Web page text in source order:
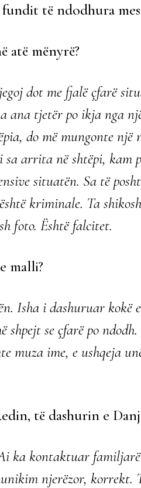
të ndodhura
atë mënyrë?
dot me fjalë çfarë
ana tjetër po ikja nga
do më mungonte
arrita në shtëpi, kam
situatën. Sa të
kriminale. Ta
foto. Është falcitet.
malli?
Isha i dashuruar kokë
shpejt se çfarë po
muza ime, e ushqeja
të dashurin e
ka kontaktuar
njerëzor, korrekt.